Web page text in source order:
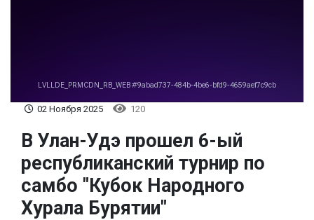
02 Ноября 2025 120
В Улан-Удэ прошел 6-ый
республиканский турнир по
самбо "Кубок Народного
Хурала Бурятии"